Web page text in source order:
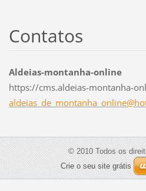
Contatos
Aldeias-montanha-online
https://cms.aldeias-montanha-
aldeias_ de_montanha_onli
© 2010 Todos os
Crie o seu site grátis